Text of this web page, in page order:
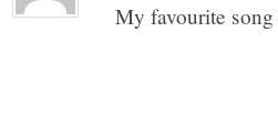
My favourite